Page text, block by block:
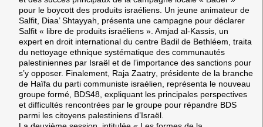
pour le boycott des produits israéliens. Un jeune animateur de
Salfit, Diaa’ Shtayyah , présenta une campagne pour déclarer
Salfit « libre de produits israéliens ». Amjad al-Kassis , un
expert en droit international du centre Badil de Bethléem, traita
du nettoyage ethnique systématique des communautés
palestiniennes par Israël et de l’importance des sanctions pour
s’y opposer. Finalement, Raja Zaatry , présidente de la branche
de Haïfa du parti communiste israélien, représenta le nouveau
groupe formé, BDS48, expliquant les principales perspectives
et difficultés rencontrées par le groupe pour répandre BDS
parmi les citoyens palestiniens d’Israël.